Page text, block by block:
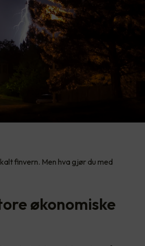
finvern. Men hva gjør du med
økonomiske